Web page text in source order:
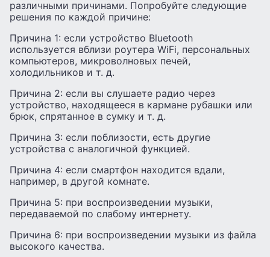
различными причинами. Попробуйте следующие
решения по каждой причине:
Причина 1: если устройство Bluetooth
используется вблизи роутера WiFi, персональных
компьютеров, микроволновых печей,
холодильников и т. д.
Причина 2: если вы слушаете радио через
устройство, находящееся в кармане рубашки или
брюк, спрятанное в сумку и т. д.
Причина 3: если поблизости, есть другие
устройства с аналогичной функцией.
Причина 4: если смартфон находится вдали,
например, в другой комнате.
Причина 5: при воспроизведении музыки,
передаваемой по слабому интернету.
Причина 6: при воспроизведении музыки из файла
высокого качества.